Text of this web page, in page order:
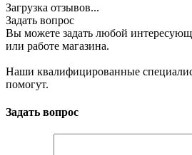
Загрузка отзывов...
Задать вопрос
Вы можете задать любой
или работе магазина.
Наши квалифицированные
помогут.
Задать вопрос